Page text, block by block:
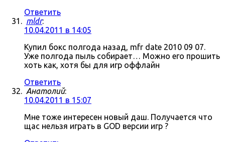
Ответить
mldr:
10.04.2011 в 14:05
Купил бокс полгода назад, mfr date 2010 09 07.
Уже полгода пыль собирает… Можно его прошить
хоть как, хотя бы для игр оффлайн
Ответить
Анатолий:
10.04.2011 в 15:07
Мне тоже интересен новый даш. Получается что
щас нельзя играть в GOD версии игр ?